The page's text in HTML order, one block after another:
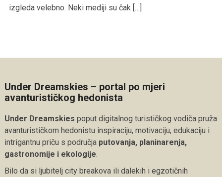
izgleda velebno. Neki mediji su čak […]
Under Dreamskies – portal po mjeri
avanturističkog hedonista
Under Dreamskies poput digitalnog turističkog vodiča pruža
avanturističkom hedonistu inspiraciju, motivaciju, edukaciju i
intrigantnu priču s područja putovanja, planinarenja,
gastronomije i ekologije
Bilo da si ljubitelj city breakova ili dalekih i egzotičnih